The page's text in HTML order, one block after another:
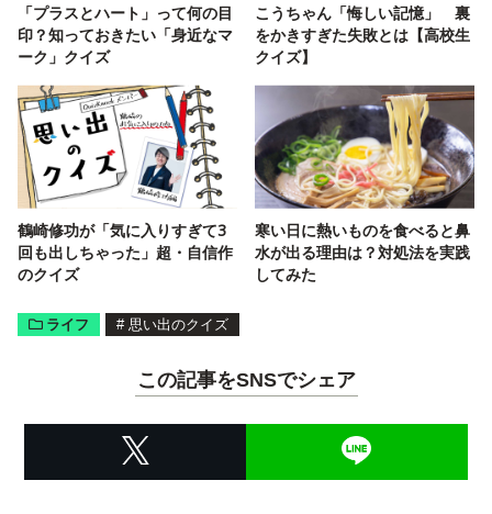
「プラスとハート」って何の目
印？知っておきたい「身近なマ
ーク」クイズ
こうちゃん「悔しい記憶」 裏
をかきすぎた失敗とは【高校生
クイズ】
鶴崎修功が「気に入りすぎて3
回も出しちゃった」超・自信作
のクイズ
寒い日に熱いものを食べると鼻
水が出る理由は？対処法を実践
してみた
ライフ # 思い出のクイズ
この記事をSNSでシェア